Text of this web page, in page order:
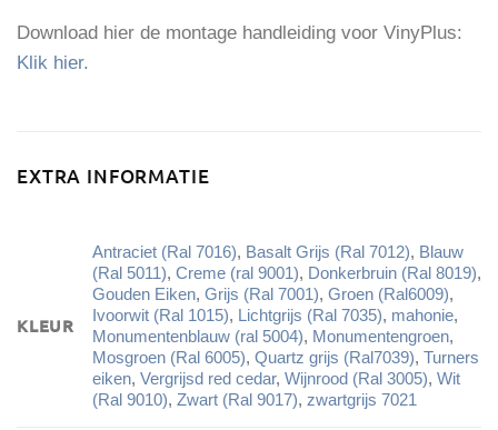
Download hier de montage handleiding voor VinyPlus:
Klik hier.
EXTRA INFORMATIE
KLEUR
Antraciet (Ral 7016), Basalt Grijs (Ral 7012), Blauw
(Ral 5011), Creme (ral 9001), Donkerbruin (Ral 8019),
Gouden Eiken, Grijs (Ral 7001), Groen (Ral6009),
Ivoorwit (Ral 1015), Lichtgrijs (Ral 7035), mahonie,
Monumentenblauw (ral 5004), Monumentengroen,
Mosgroen (Ral 6005), Quartz grijs (Ral7039), Turners
eiken, Vergrijsd red cedar, Wijnrood (Ral 3005), Wit
(Ral 9010), Zwart (Ral 9017), zwartgrijs 7021